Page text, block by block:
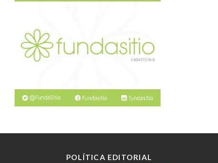
POLÍTICA EDITORIAL